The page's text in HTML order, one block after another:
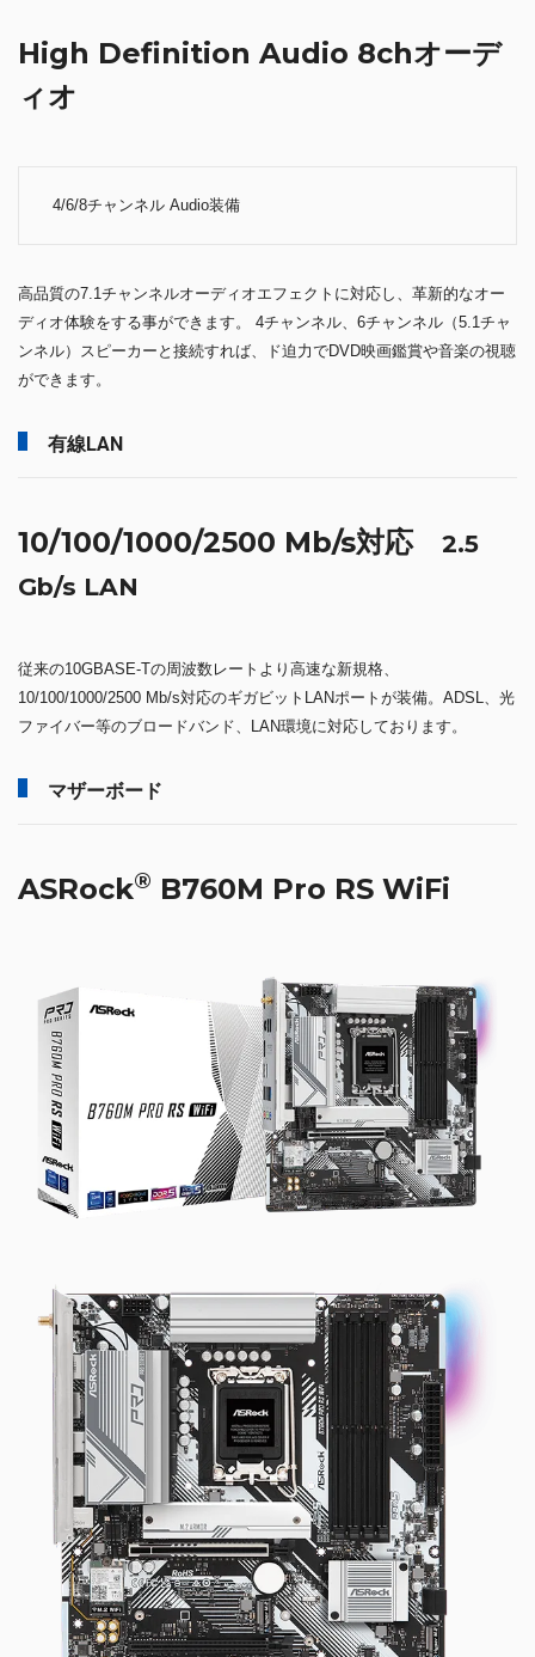
High Definition Audio 8chオーデ
ィオ
4/6/8チャンネル Audio装備
高品質の7.1チャンネルオーディオエフェクトに対応し、革新的なオー
ディオ体験をする事ができます。 4チャンネル、6チャンネル（5.1チャ
ンネル）スピーカーと接続すれば、ド迫力でDVD映画鑑賞や音楽の視聴
ができます。
有線LAN
10/100/1000/2500 Mb/s対応 2.5
Gb/s LAN
従来の10GBASE-Tの周波数レートより高速な新規格、
10/100/1000/2500 Mb/s対応のギガビットLANポートが装備。ADSL、光
ファイバー等のブロードバンド、LAN環境に対応しております。
マザーボード
ASRock® B760M Pro RS WiFi